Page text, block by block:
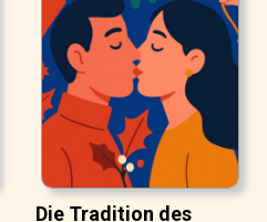
Die Tradition des